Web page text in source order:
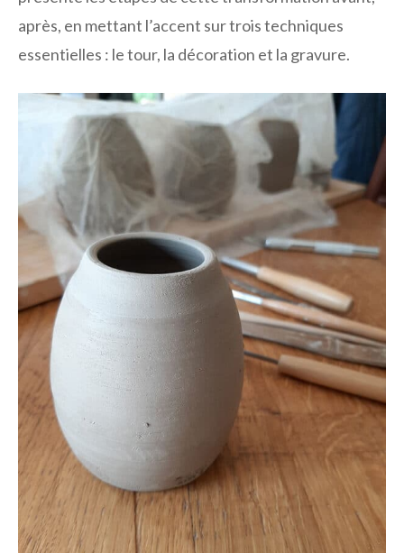
après, en mettant l’accent sur trois techniques
essentielles : le tour, la décoration et la gravure.